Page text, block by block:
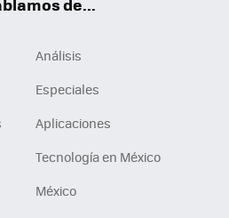
Análisis
Especiales
Aplicaciones
Tecnología en México
México